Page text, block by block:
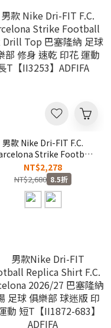
男款 Nike Dri-FIT F.C.
Strike Football
Knit Drill Top 巴塞隆納 足
俱樂部 修身 速乾 印花 運
動 長T【II3253】ADFIFA
NT$2,278
NT$2,680 8.5折